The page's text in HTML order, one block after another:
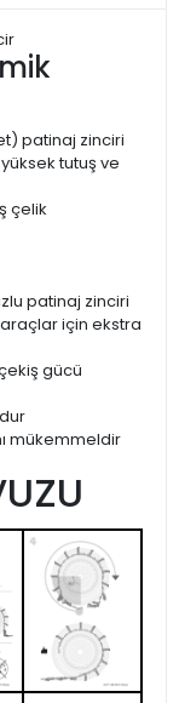
patinaj zinciri
tutuş ve
çelik
patinaj zinciri
için ekstra
gücü
mükemmeldir